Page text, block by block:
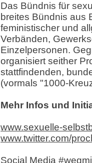
Das Bündnis für
breites Bündnis aus
feministischer und
Verbänden,
Einzelpersonen.
organisiert seither
stattfindenden,
(vormals "1000-
Mehr Infos und
www.sexuelle-
www.twitter.com/
Social Media